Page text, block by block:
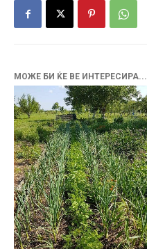
МОЖЕ БИ ЌЕ ВЕ ИНТЕРЕСИРА...